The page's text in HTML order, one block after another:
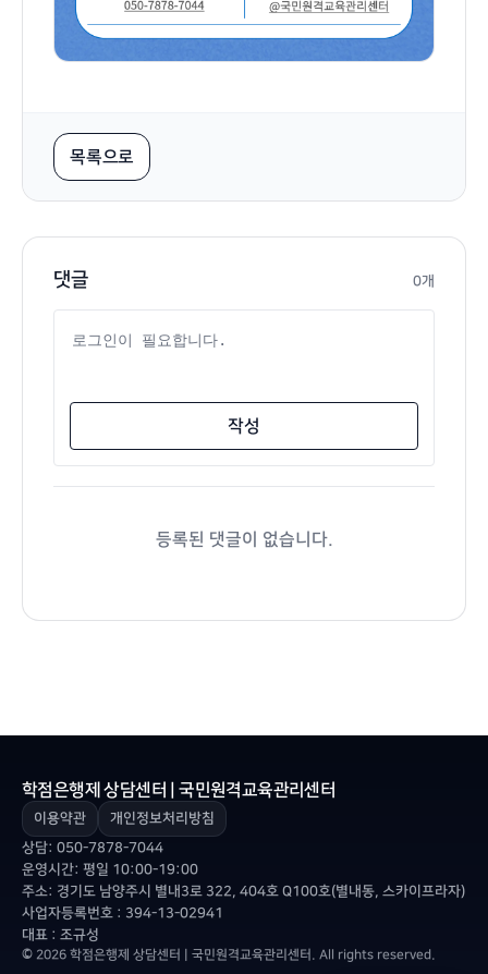
목록으로
댓글 0개
댓글 내용
작성
등록된 댓글이 없습니다.
학점은행제 상담센터 | 국민원격교육관리센터
이용약관
개인정보처리방침
상담: 050-7878-7044
운영시간: 평일 10:00-19:00
주소: 경기도 남양주시 별내3로 322, 404호 Q100호(별내동, 스카이프라자)
사업자등록번호 : 394-13-02941
대표 : 조규성
© 2026 학점은행제 상담센터 | 국민원격교육관리센터. All rights reserved.